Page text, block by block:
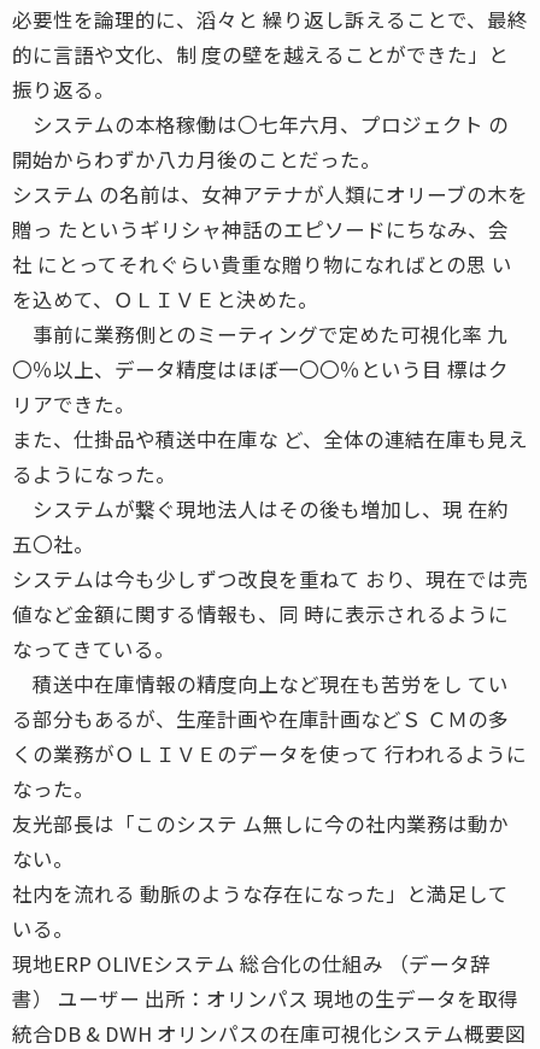
必要性を論理的に、滔々と 繰り返し訴えることで、最終
的に言語や文化、制 度の壁を越えることができた」と
振り返る。
システムの本格稼働は〇七年六月、プロジェクト の
開始からわずか八カ月後のことだった。
システム の名前は、女神アテナが人類にオリーブの木を
贈っ たというギリシャ神話のエピソードにちなみ、会
社 にとってそれぐらい貴重な贈り物になればとの思 い
を込めて、ＯＬＩＶＥと決めた。
事前に業務側とのミーティングで定めた可視化率 九
〇％以上、データ精度はほぼ一〇〇％という目 標はク
リアできた。
また、仕掛品や積送中在庫な ど、全体の連結在庫も見え
るようになった。
システムが繋ぐ現地法人はその後も増加し、現 在約
五〇社。
システムは今も少しずつ改良を重ねて おり、現在では売
値など金額に関する情報も、同 時に表示されるように
なってきている。
積送中在庫情報の精度向上など現在も苦労をし てい
る部分もあるが、生産計画や在庫計画などＳ ＣＭの多
くの業務がＯＬＩＶＥのデータを使って 行われるように
なった。
友光部長は「このシステ ム無しに今の社内業務は動か
ない。
社内を流れる 動脈のような存在になった」と満足して
いる。
現地ERP OLIVEシステム 総合化の仕組み （データ辞
書） ユーザー 出所：オリンパス 現地の生データを取得
統合DB & DWH オリンパスの在庫可視化システム概要図